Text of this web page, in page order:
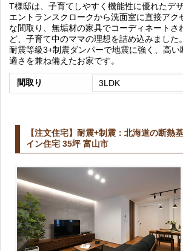
T様邸は、子育てしやすく機能性に優れたデザ
エントランスクロークから洗面室に直接アク
な間取り、無垢材の家具でコーディネートさ
ど、子育て中のママの理想を詰め込みました。
耐震等級3+制震ダンパーで地震に強く、高
適さを兼ね備えたお家です。
間取り 3LDK
【注文住宅】耐震+制震：北海道の断熱
イン住宅 35坪 富山市